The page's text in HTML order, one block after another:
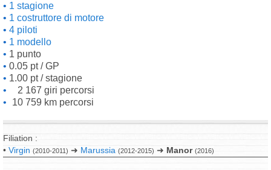
1 stagione
1 costruttore di motore
4 piloti
1 modello
1 punto
0.05 pt / GP
1.00 pt / stagione
2 167 giri percorsi
10 759 km percorsi
Filiation :
• Virgin (2010-2011) ➜ Marussia (2012-2015) ➜ Manor (2016)